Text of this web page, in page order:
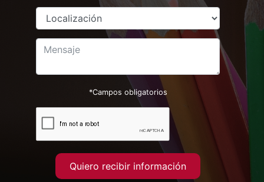
*Campos obligatorios